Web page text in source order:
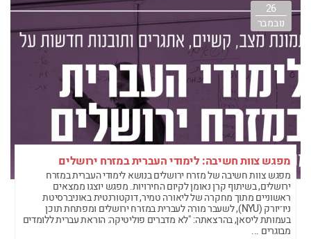
26
נובמבר
מפגש צוות חשיבה: לימודי העברית במזרח ירושלים
מפגש צוות חשיבה של מזרח ירושלים בנושא לימודי העברית במזרח
ירושלים, בשיתוף קרן נאומן לקיום החירויות. מפגש יוצגו ממצאים
ראשוניים מתוך מחקרה של ליאורה טמיר, דוקטורנטית באוניברסיטת
ניו־יורק (NYU), לשעבר מורה לעברית במזרח ירושלים ומפתחת תוכן
בעמותת ליסאן, בהרצאתה: "לא מדברים פוליטיקה: הוראת עברית ללומדים
מבוגרים ...